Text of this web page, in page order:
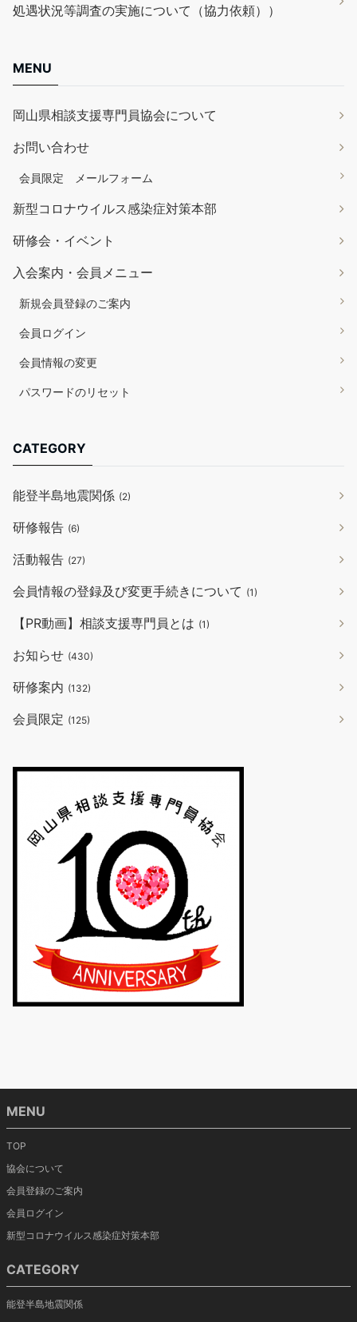
処遇状況等調査の実施について（協力依頼））
MENU
岡山県相談支援専門員協会について
お問い合わせ
会員限定 メールフォーム
新型コロナウイルス感染症対策本部
研修会・イベント
入会案内・会員メニュー
新規会員登録のご案内
会員ログイン
会員情報の変更
パスワードのリセット
CATEGORY
能登半島地震関係 (2)
研修報告 (6)
活動報告 (27)
会員情報の登録及び変更手続きについて (1)
【PR動画】相談支援専門員とは (1)
お知らせ (430)
研修案内 (132)
会員限定 (125)
MENU
TOP
協会について
会員登録のご案内
会員ログイン
新型コロナウイルス感染症対策本部
CATEGORY
能登半島地震関係